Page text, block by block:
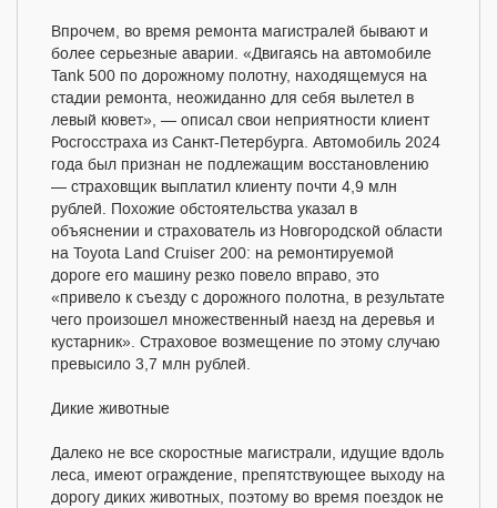
Впрочем, во время ремонта магистралей бывают и
более серьезные аварии. «Двигаясь на автомобиле
Tank 500 по дорожному полотну, находящемуся на
стадии ремонта, неожиданно для себя вылетел в
левый кювет», — описал свои неприятности клиент
Росгосстраха из Санкт-Петербурга. Автомобиль 2024
года был признан не подлежащим восстановлению
— страховщик выплатил клиенту почти 4,9 млн
рублей. Похожие обстоятельства указал в
объяснении и страхователь из Новгородской области
на Toyota Land Cruiser 200: на ремонтируемой
дороге его машину резко повело вправо, это
«привело к съезду с дорожного полотна, в результате
чего произошел множественный наезд на деревья и
кустарник». Страховое возмещение по этому случаю
превысило 3,7 млн рублей.
Дикие животные
Далеко не все скоростные магистрали, идущие вдоль
леса, имеют ограждение, препятствующее выходу на
дорогу диких животных, поэтому во время поездок не